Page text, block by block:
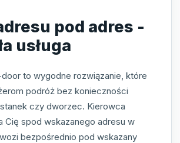
pod adres -
usługa
to wygodne rozwiązanie, które
podróż bez konieczności
czy dworzec. Kierowca
Cię spod wskazanego adresu w
bezpośrednio pod wskazany